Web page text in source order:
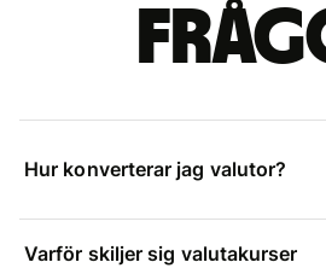
Hur konverterar jag valutor?
Varför skiljer sig valutakurser